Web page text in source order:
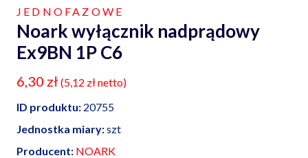
JEDNOFAZOWE
Noark wyłącznik nadprądowy
Ex9BN 1P C6
6,30 zł (5,12 złnetto)
ID produktu: 20755
Jednostka miary:szt
Producent: NOARK